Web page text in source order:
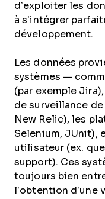
d’exploiter les
à s’intégrer
développement.
Les données
systèmes —
(par exemple
de surveillance
New Relic), les
Selenium, JUnit),
utilisateur (ex.
support). Ces
toujours bien
l’obtention d’une